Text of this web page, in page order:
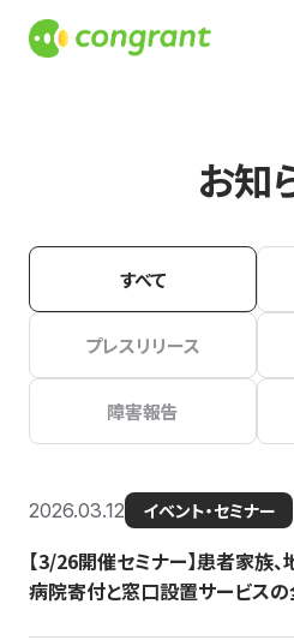
お知
すべて
プレスリリース
障害報告
2026.03.12 イベント・セミナー
【3/26開催セミナー】患者家族
病院寄付と窓口設置サービス